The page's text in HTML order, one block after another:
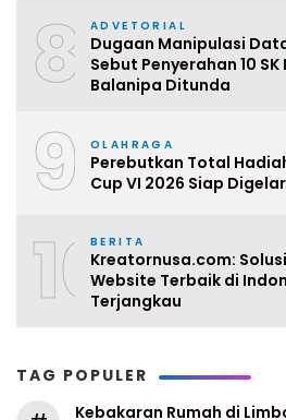
8 ADVETORIAL
Dugaan Manipulasi
Sebut Penyerahan 10 SK
Balanipa Ditunda
9 OLAHRAGA
Perebutkan Total
Cup VI 2026 Siap
10BERITA
Kreatornusa.com:
Website Terbaik di
Terjangkau
TAG POPULER
Kebakaran Rumah di